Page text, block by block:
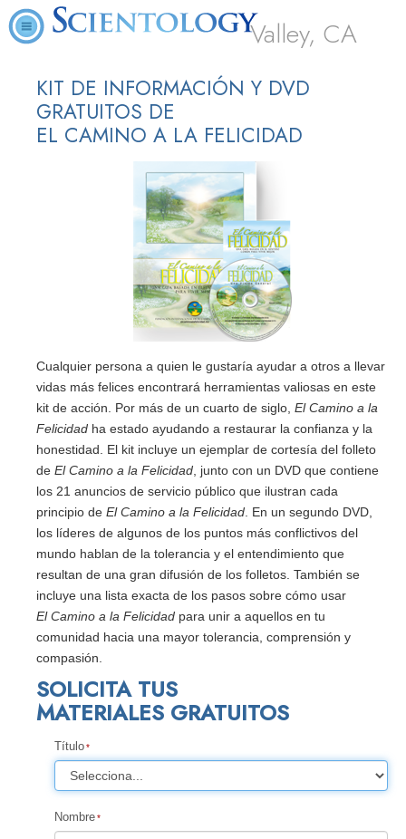
Valley, CA
KIT DE INFORMACIÓN Y DVD
GRATUITOS DE
EL CAMINO A LA FELICIDAD
Cualquier persona a quien le gustaría ayudar a otros a llevar
vidas más felices encontrará herramientas valiosas en este
kit de acción. Por más de un cuarto de siglo, El Camino a la
Felicidad ha estado ayudando a restaurar la confianza y la
honestidad. El kit incluye un ejemplar de cortesía del folleto
de El Camino a la Felicidad , junto con un DVD que contiene
los 21 anuncios de servicio público que ilustran cada
principio de El Camino a la Felicidad . En un segundo DVD,
los líderes de algunos de los puntos más conflictivos del
mundo hablan de la tolerancia y el entendimiento que
resultan de una gran difusión de los folletos. También se
incluye una lista exacta de los pasos sobre cómo usar
El Camino a la Felicidad para unir a aquellos en tu
comunidad hacia una mayor tolerancia, comprensión y
compasión.
SOLICITA TUS
MATERIALES GRATUITOS
Título
Nombre